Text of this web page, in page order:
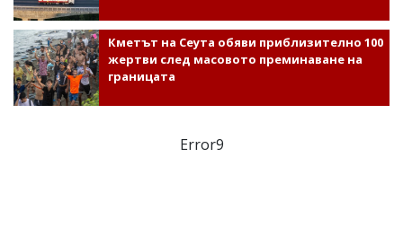
Кметът на Сеута обяви приблизително 100
жертви след масовото преминаване на
границата
Error9